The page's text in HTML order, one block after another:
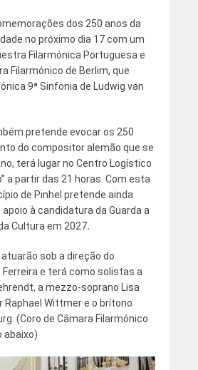
dos 250 anos da
no próximo dia 17 com um
Filarmónica Portuguesa e
Filarmónico de Berlim, que
9ª Sinfonia de Ludwig van
pretende evocar os 250
do compositor alemão que se
terá lugar no Centro Logístico
a partir das 21 horas. Com esta
de Pinhel pretende ainda
à candidatura da Guarda a
Cultura em 2027.
sob a direção do
e terá como solistas a
a mezzo-soprano Lisa
Raphael Wittmer e o brítono
(Coro de Câmara Filarmónico
abaixo)